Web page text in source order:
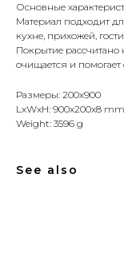
Основные
Материал подходит
кухне, прихожей,
Покрытие рассчитано
очищается и
Размеры: 200x900
LxWxH: 900x200x8 mm
Weight: 3596 g
See also